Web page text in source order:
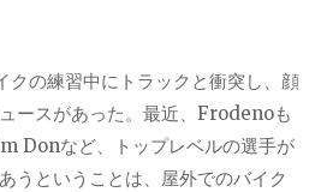
クの練習中にトラックと衝突し、顔
ースがあった。最近、 Frodenoも
Donなど、トップレベルの選手が
うということは、屋外でのバイク